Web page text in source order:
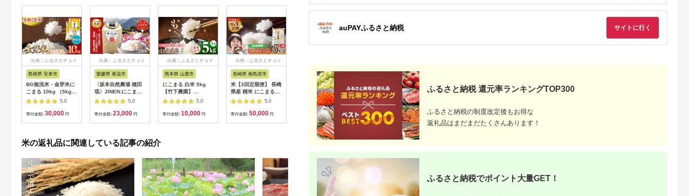
出典：ふるさとチョイ
島根県 安来市
BG無洗米・金芽米に
こまる 10kg （5kg×2
袋）【令和7年産 時短
健康 うまみ 甘み 栄養
おいしい やわらかい
5.0
寄付金額: 30,000 円
出典：ふるさとチョイ
愛媛県 東温市
〈坂本自然農場 穂田
琉〉JINEN:にこまる
精米2kg お米 白米 ラ
イス ご飯 ブランド米
銘柄米 お弁当 おにぎ
食 [№5303-0158]
5.0
寄付金額: 23,000 円
出典：ふるさとチョイ
熊本県 山鹿市
にこまる 白米 5kg
【竹下農園】
[ZEL015]
5.0
寄付金額: 10,000 円
出典：ふるさとチョイ
長崎県 南島原市
米【3回定期便】 長崎
県産 精米 にこまる
5kg 総計 15kg / 白米
米 お米 こめ コメ ラ
イス ご飯 ごはん 国産
5.0
寄付金額: 50,000 円
高知県 四万十町
【令和7年産米】【初
回11月配送】 高知
の"にこまる"は四万十
の仁井田米 定期便
(10kg×12回) 新米 新
米予約 米 こめ コメ
お米 おこめ ブランド
米 四万十の美味しい
4.8
寄付金額:480,000 円
長崎県 佐世保市
べくらべ｢にこまる･ひ
のひかり｣(各5kg：計
10kg)
4.8
寄付金額:34,000円
【全6回定期便】壱岐
産米 にこまる 5kg
[JBO054] 米 お米 ご
飯 ごはん 白米 お弁当
朝食 常温 定期便
寄付金額: 90,000 円
〈先行予約・新米〉に
こまる 6kg(3kg×2袋)
年11月・12月発送 人
気品種 少量サイズ便
利
寄付金額:14,000
る！】にこまる
米の返礼品に関連している記事の紹介
auPAYふるさと納税 サイトに行く
ふるさと納税 還元率ランキングTOP300
ふるさと納税の制度改定後もお得な
返礼品はまだまだたくさんあります！
ふるさと納税でポイント大量GET！